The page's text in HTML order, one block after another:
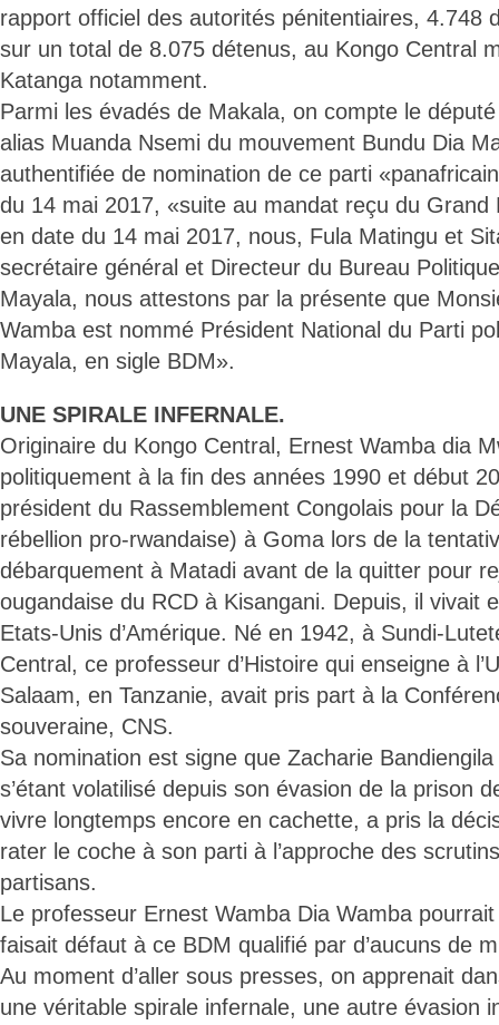
rapport officiel des autorités pénitentiaires, 4.748
sur un total de 8.075 détenus, au Kongo Central
Katanga notamment.
Parmi les évadés de Makala, on compte le
alias Muanda Nsemi du mouvement Bundu Dia
authentifiée de nomination de ce parti
du 14 mai 2017, «suite au mandat reçu du
en date du 14 mai 2017, nous, Fula Matingu et
secrétaire général et Directeur du Bureau
Mayala, nous attestons par la présente que
Wamba est nommé Président National du Parti
Mayala, en sigle BDM».
UNE SPIRALE INFERNALE.
Originaire du Kongo Central, Ernest Wamba dia
politiquement à la fin des années 1990 et début
président du Rassemblement Congolais pour la
rébellion pro-rwandaise) à Goma lors de la
débarquement à Matadi avant de la quitter pour
ougandaise du RCD à Kisangani. Depuis, il vivait
Etats-Unis d’Amérique. Né en 1942, à Sundi-
Central, ce professeur d’Histoire qui enseigne à
Salaam, en Tanzanie, avait pris part à la
souveraine, CNS.
Sa nomination est signe que Zacharie
s’étant volatilisé depuis son évasion de la prison
vivre longtemps encore en cachette, a pris la
rater le coche à son parti à l’approche des
partisans.
Le professeur Ernest Wamba Dia Wamba
faisait défaut à ce BDM qualifié par d’aucuns de
Au moment d’aller sous presses, on apprenait
une véritable spirale infernale, une autre évasion